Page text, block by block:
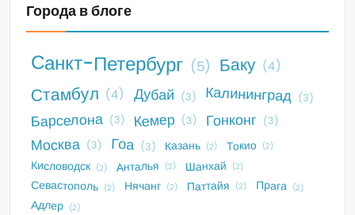
Города в блоге
Санкт-Петербург (5) Баку (4)
Стамбул (4) Дубай (3) Калининград (3)
Барселона (3) Кемер (3) Гонконг (3)
Москва (3) Гоа (3) Казань (2) Токио (2)
Кисловодск (2) Анталья (2) Шанхай (2)
Севастополь (2) Нячанг (2) Паттайя (2) Прага (2)
Адлер (2)